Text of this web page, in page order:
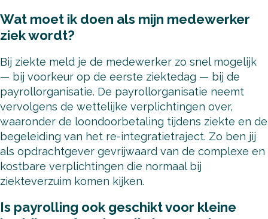
Wat moet ik doen als mijn medewerker
ziek wordt?
Bij ziekte meld je de medewerker zo snel mogelijk
— bij voorkeur op de eerste ziektedag — bij de
payrollorganisatie. De payrollorganisatie neemt
vervolgens de wettelijke verplichtingen over,
waaronder de loondoorbetaling tijdens ziekte en de
begeleiding van het re-integratietraject. Zo ben jij
als opdrachtgever gevrijwaard van de complexe en
kostbare verplichtingen die normaal bij
ziekteverzuim komen kijken.
Is payrolling ook geschikt voor kleine